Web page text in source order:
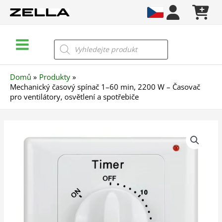
Menu
Products
search
Domů
Produkty
Mechanický časový spínač 1–60 min, 2200 W – Časovač
pro ventilátory, osvětlení a spotřebiče
časový